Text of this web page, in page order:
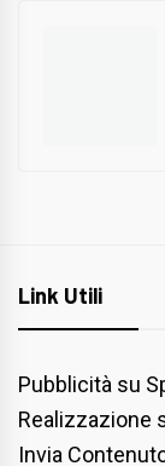
Link Utili
Pubblicità su
Realizzazione
Invia